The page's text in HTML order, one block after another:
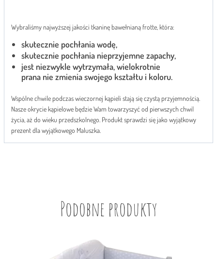
Wybraliśmy najwyższej jakości tkaninę bawełnianą frotte, która:
skutecznie pochłania wodę,
skutecznie pochłania nieprzyjemne zapachy,
jest niezwykle wytrzymała, wielokrotnie
prana nie zmienia swojego kształtu i koloru.
Wspólne chwile podczas wieczornej kąpieli stają się czystą przyjemnością.
Nasze okrycie kąpielowe będzie Wam towarzyszyć od pierwszych chwil
życia, aż do wieku przedszkolnego. Produkt sprawdzi się jako wyjątkowy
prezent dla wyjątkowego Maluszka.
Podobne produkty